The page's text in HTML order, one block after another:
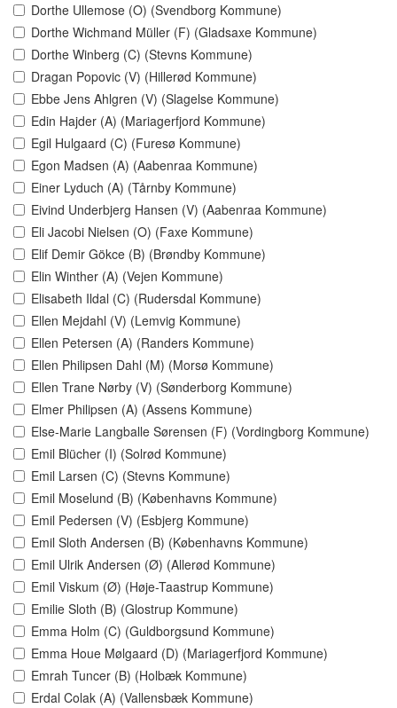
Dorthe Ullemose (O) (Svendborg Kommune)
Dorthe Wichmand Müller (F) (Gladsaxe Kommune)
Dorthe Winberg (C) (Stevns Kommune)
Dragan Popovic (V) (Hillerød Kommune)
Ebbe Jens Ahlgren (V) (Slagelse Kommune)
Edin Hajder (A) (Mariagerfjord Kommune)
Egil Hulgaard (C) (Furesø Kommune)
Egon Madsen (A) (Aabenraa Kommune)
Einer Lyduch (A) (Tårnby Kommune)
Eivind Underbjerg Hansen (V) (Aabenraa Kommune)
Eli Jacobi Nielsen (O) (Faxe Kommune)
Elif Demir Gökce (B) (Brøndby Kommune)
Elin Winther (A) (Vejen Kommune)
Elisabeth Ildal (C) (Rudersdal Kommune)
Ellen Mejdahl (V) (Lemvig Kommune)
Ellen Petersen (A) (Randers Kommune)
Ellen Philipsen Dahl (M) (Morsø Kommune)
Ellen Trane Nørby (V) (Sønderborg Kommune)
Elmer Philipsen (A) (Assens Kommune)
Else-Marie Langballe Sørensen (F) (Vordingborg Kommune)
Emil Blücher (I) (Solrød Kommune)
Emil Larsen (C) (Stevns Kommune)
Emil Moselund (B) (Københavns Kommune)
Emil Pedersen (V) (Esbjerg Kommune)
Emil Sloth Andersen (B) (Københavns Kommune)
Emil Ulrik Andersen (Ø) (Allerød Kommune)
Emil Viskum (Ø) (Høje-Taastrup Kommune)
Emilie Sloth (B) (Glostrup Kommune)
Emma Holm (C) (Guldborgsund Kommune)
Emma Houe Mølgaard (D) (Mariagerfjord Kommune)
Emrah Tuncer (B) (Holbæk Kommune)
Erdal Colak (A) (Vallensbæk Kommune)